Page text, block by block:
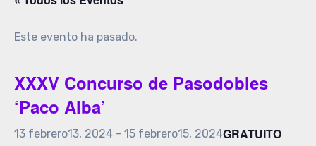
Este evento ha pasado.
XXXV Concurso de Pasodobles
‘Paco Alba’
13 febrero13, 2024 - 15 febrero15, 2024GRATUITO